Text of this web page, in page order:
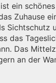
ist ein
Zuhause
Sichtschutz
das
Das
an der